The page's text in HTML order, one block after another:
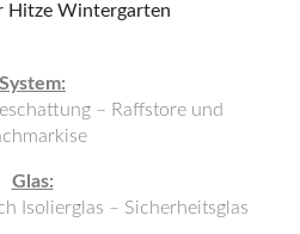
System:
– Raffstore und
Glas:
Isolierglas – Sicherheitsglas